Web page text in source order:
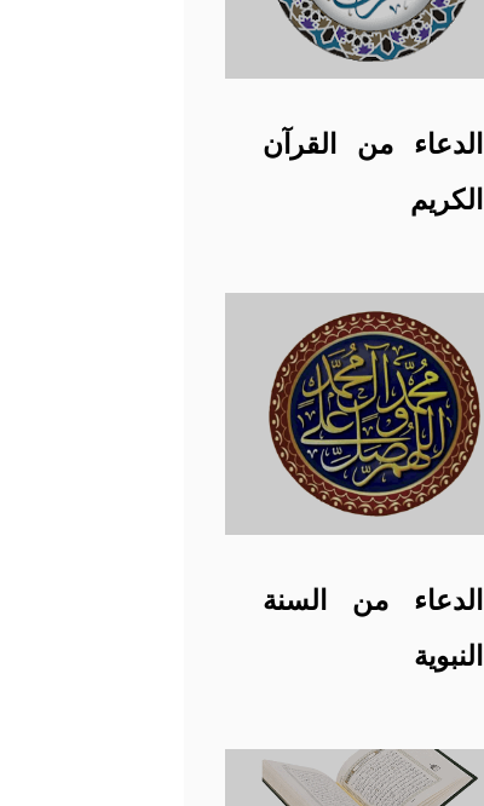
الدعاء من القرآن
الكريم
الدعاء من السنة
النبوية